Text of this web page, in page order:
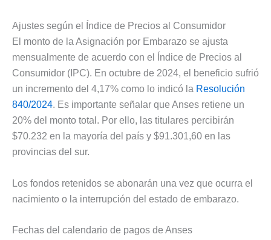
Ajustes según el Índice de Precios al Consumidor
El monto de la Asignación por Embarazo se ajusta
mensualmente de acuerdo con el Índice de Precios al
Consumidor (IPC). En octubre de 2024, el beneficio sufrió
un incremento del 4,17% como lo indicó la Resolución
840/2024. Es importante señalar que Anses retiene un
20% del monto total. Por ello, las titulares percibirán
$70.232 en la mayoría del país y $91.301,60 en las
provincias del sur.
Los fondos retenidos se abonarán una vez que ocurra el
nacimiento o la interrupción del estado de embarazo.
Fechas del calendario de pagos de Anses